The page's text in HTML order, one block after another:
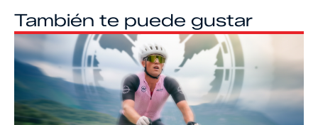
También te puede gustar